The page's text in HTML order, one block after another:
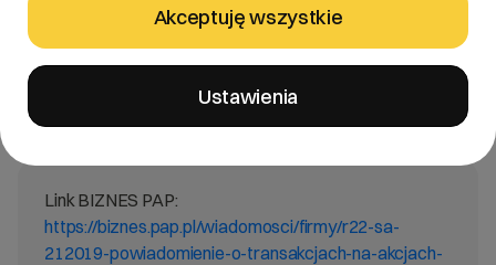
Zarząd R22 S.A. z siedzibą w Poznaniu „Spółka”
transakcjach wykonywanych na akcjach Spółki od
Pana Jacka Ducha – Przewodniczącego Rady
Link BIZNES PAP:
https://biznes.pap.pl/wiadomosci/firmy/r22-sa-
212019-powiadomienie-o-transakcjach-na-akcjach-
Akceptuję wszystkie
Ustawienia